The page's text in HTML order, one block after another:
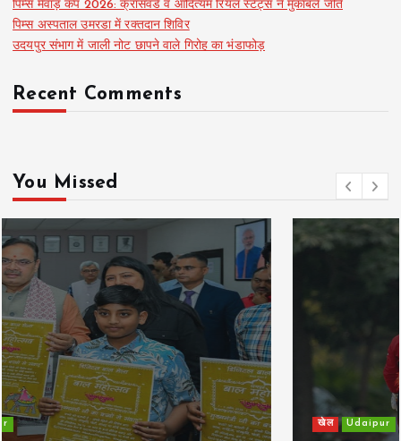
पिम्स मेवाड़ कप 2026: क्रॉसवर्ड व आदित्यम रियल स्टेट्स ने मुकाबले जीते
पिम्स अस्पताल उमरडा में रक्तदान शिविर
उदयपुर संभाग में जाली नोट छापने वाले गिरोह का भंडाफोड़
Recent Comments
You Missed
खेल Udaipur